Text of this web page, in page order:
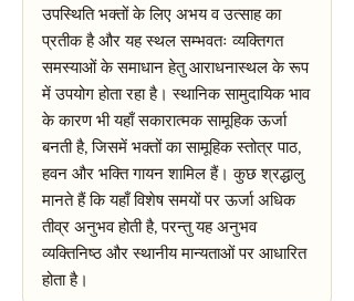
उपस्थिति भक्तों के लिए अभय व उत्साह का
प्रतीक है और यह स्थल सम्भवतः व्यक्तिगत
समस्याओं के समाधान हेतु आराधनास्थल के रूप
में उपयोग होता रहा है। स्थानिक सामुदायिक भाव
के कारण भी यहाँ सकारात्मक सामूहिक ऊर्जा
बनती है, जिसमें भक्तों का सामूहिक स्तोत्र पाठ,
हवन और भक्ति गायन शामिल हैं। कुछ श्रद्धालु
मानते हैं कि यहाँ विशेष समयों पर ऊर्जा अधिक
तीव्र अनुभव होती है, परन्तु यह अनुभव
व्यक्तिनिष्ठ और स्थानीय मान्यताओं पर आधारित
होता है।